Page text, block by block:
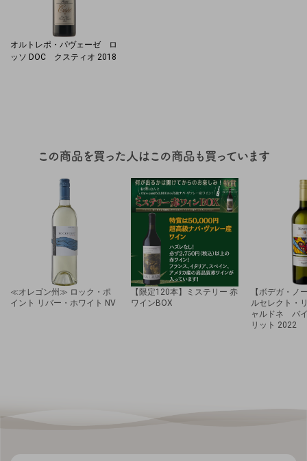
オルトレポ・パヴェーゼ ロ
ッソ DOC クスティオ 2018
≪オレゴン州≫ ロック・ポ
イント リバー・ホワイト NV
【限定120本】ミステリー 赤
ワインBOX
【ボデガ・
ルセレクト・
ャルドネ バ
リット 2022